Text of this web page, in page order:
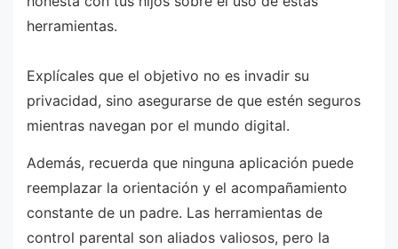
herramientas.
Explícales que el objetivo no es invadir su
privacidad, sino asegurarse de que estén seguros
mientras navegan por el mundo digital.
Además, recuerda que ninguna aplicación puede
reemplazar la orientación y el acompañamiento
constante de un padre. Las herramientas de
control parental son aliados valiosos, pero la